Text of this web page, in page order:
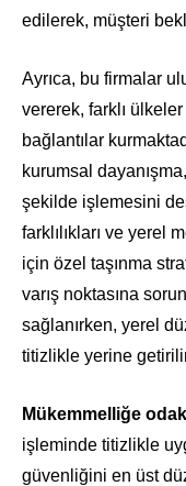
edilerek, müşteri
Ayrıca, bu firmalar
vererek, farklı
bağlantılar
kurumsal
şekilde işlemesini
farklılıkları ve yerel
için özel taşınma
varış noktasına
sağlanırken, yerel
titizlikle yerine
Mükemmelliğe
işleminde titizlikle
güvenliğini en üst